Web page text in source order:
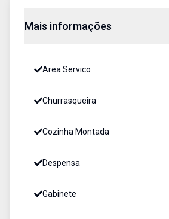
Mais informações
Area Servico
Churrasqueira
Cozinha Montada
Despensa
Gabinete